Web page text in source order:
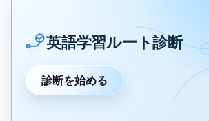
英語学習ルート診断
診断を始める